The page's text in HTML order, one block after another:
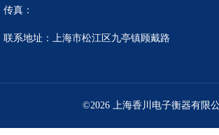
传真：
联系地址：上海市松江区九亭镇顾戴路
©2026 上海香川电子衡器有限